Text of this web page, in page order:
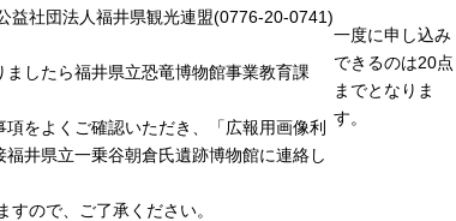
益社団法人福井県観光連盟(0776-20-0741)
したら福井県立恐竜博物館事業教育課
をよくご確認いただき、「広報用画像利
井県立一乗谷朝倉氏遺跡博物館に連絡し
ので、ご了承ください。
一度に申し込み
できるのは20点
までとなりま
す。